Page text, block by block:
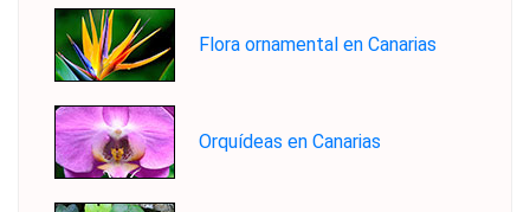
Flora ornamental en Canarias
Orquídeas en Canarias